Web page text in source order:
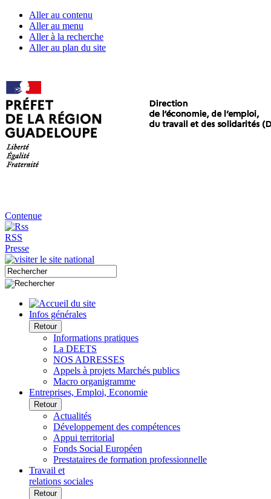
Aller au contenu
Aller au menu
Aller à la recherche
Aller au plan du site
Contenue
RSS
Presse
Infos générales
Retour
Informations pratiques
La DEETS
NOS ADRESSES
Appels à projets Marchés publics
Macro organigramme
Entreprises, Emploi, Economie
Retour
Actualités
Développement des compétences
Appui territorial
Fonds Social Européen
Prestataires de formation professionnelle
Travail et
relations sociales
Retour